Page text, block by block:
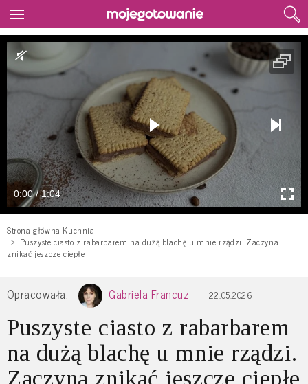
0:00 / 1:04
Strona główna Kuchnia
Puszyste ciasto z rabarbarem na dużą blachę u mnie rządzi. Zaczyna
znikać jeszcze ciepłe
Opracowała: Gabriela Francuz 22.05.2026
Puszyste ciasto z rabarbarem
na dużą blachę u mnie rządzi.
Zaczyna znikać jeszcze ciepłe